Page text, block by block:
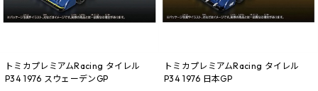
トミカプレミアムRacing タイレル
P34 1976 スウェーデンGP
トミカプレミアムRacing タイレル
P34 1976 日本GP